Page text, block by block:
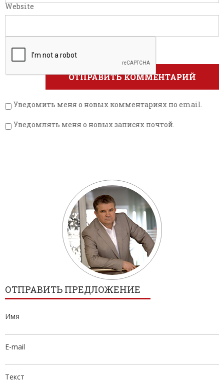
Website
Уведомить меня о новых комментариях по email.
Уведомлять меня о новых записях почтой.
ОТПРАВИТЬ ПРЕДЛОЖЕНИЕ
Имя
E-mail
Текст